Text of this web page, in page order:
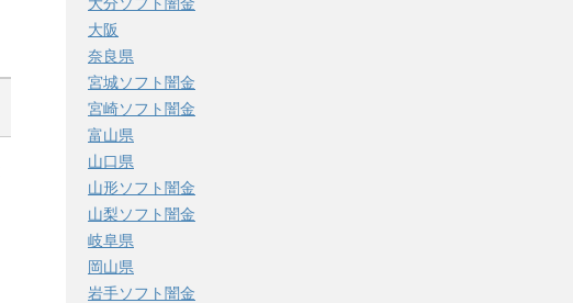
大阪
奈良県
宮城ソフト闇金
宮崎ソフト闇金
富山県
山口県
山形ソフト闇金
山梨ソフト闇金
岐阜県
岡山県
岩手ソフト闇金